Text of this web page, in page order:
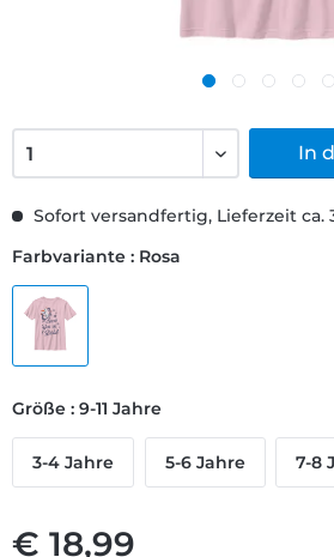
€ 18,99
Sofort versandfertig, Lieferzeit ca.
Farbvariante : Rosa
Größe : 9-11 Jahre
3-4 Jahre 5-6 Jahre 7-8
In